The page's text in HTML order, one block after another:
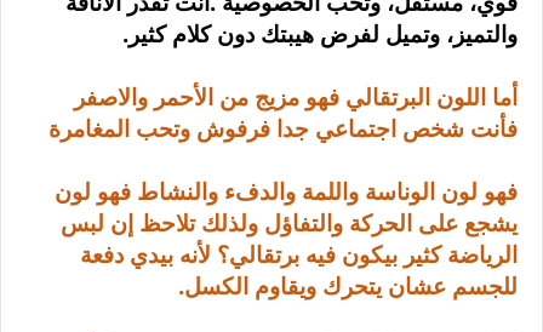
والتميز، وتميل لفرض هيبتك دون كلام كثير .
أما اللون البرتقالي فهو مزيج من الأحمر والاصفر
فأنت شخص اجتماعي جدا فرفوش وتحب المغامرة
فهو لون الوناسة واللمة والدفء والنشاط فهو لون
يشجع على الحركة والتفاؤل ولذلك تلاحظ إن لبس
الرياضة كثير بيكون فيه برتقالي؟ لأنه بيدي دفعة
للجسم عشان يتحرك ويقاوم الكسل.